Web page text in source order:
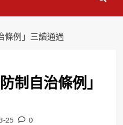
條例」三讀通過
制自治條例」
25 0